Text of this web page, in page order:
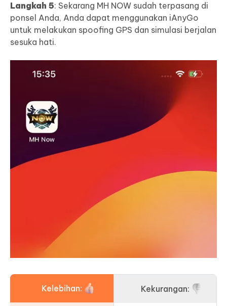
Langkah 5: Sekarang MH NOW sudah terpasang di
ponsel Anda, Anda dapat menggunakan iAnyGo
untuk melakukan spoofing GPS dan simulasi berjalan
sesuka hati.
Kelebihan: Kekurangan: